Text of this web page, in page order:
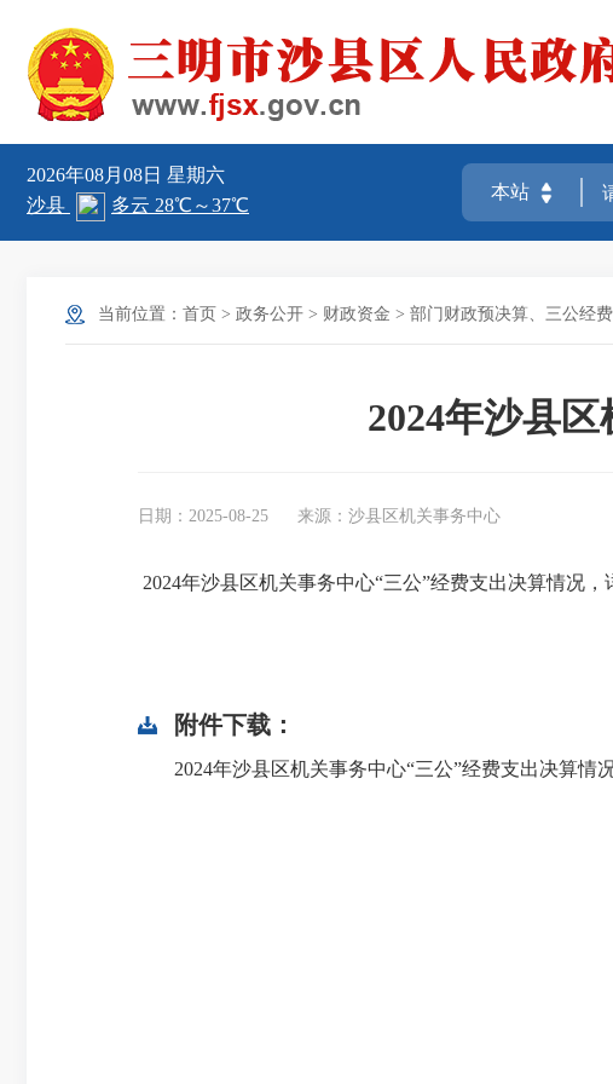
2026年08月08日 星期六
当前位置： 首页 > 政务公开 > 财政资金 > 部门财政预决算、三公经费
2024年沙县
日期：2025-08-25 来源：沙县区机关事务中心
2024年沙县区机关事务中心“三公”经费支出决算情况，
附件下载：
2024年沙县区机关事务中心“三公”经费支出决算情